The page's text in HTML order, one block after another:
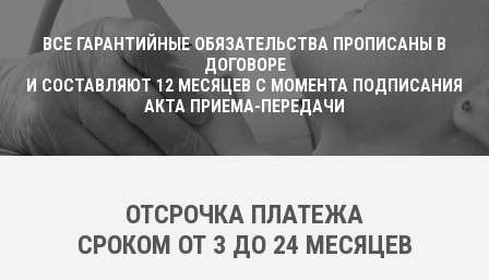
ВСЕ ГАРАНТИЙНЫЕ ОБЯЗАТЕЛЬСТВА ПРОПИСАНЫ В
ДОГОВОРЕ
И СОСТАВЛЯЮТ 12 МЕСЯЦЕВ С МОМЕНТА ПОДПИСАНИЯ
АКТА ПРИЕМА-ПЕРЕДАЧИ
ОТСРОЧКА ПЛАТЕЖА
CРОКОМ ОТ 3 ДО 24 МЕСЯЦЕВ